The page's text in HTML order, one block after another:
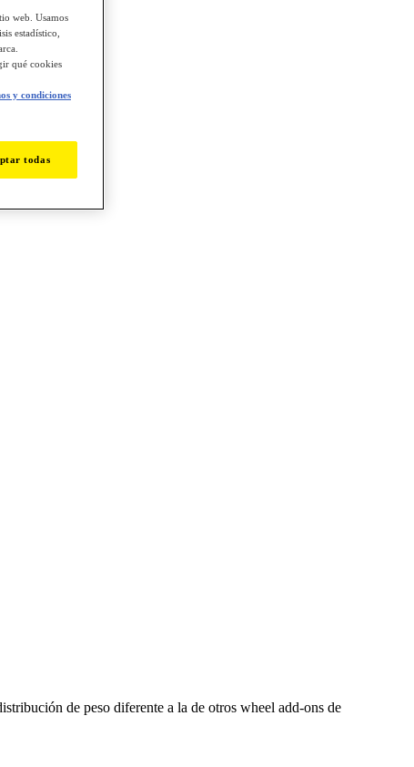
de peso diferente a la de otros wheel add-ons de
web. Usamos
estadístico,
qué cookies
y condiciones
todas